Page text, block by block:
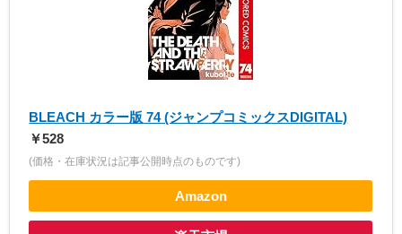
BLEACH カラー版 74 (ジャンプコミックスDIGITAL)
￥528
(価格・在庫状況は記事公開時点のものです)
Amazon